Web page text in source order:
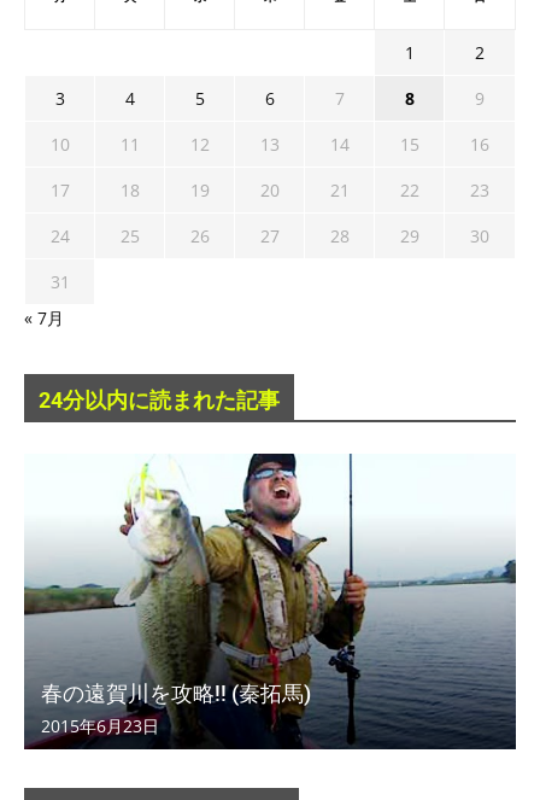
1
2
3
4 5 6 7 8
9
10
11 12 13 14 15
16
17
18 19 20 21 22
23
24
25 26 27 28 29
30
31
« 7月
24分以内に読まれた記事
春の遠賀川を攻略!! (秦拓馬)
2015年6月23日